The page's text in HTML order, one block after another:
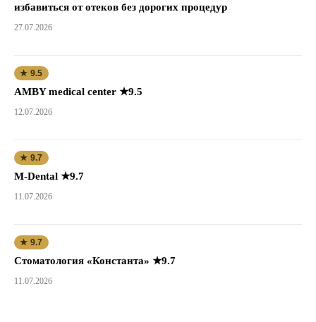
избавиться от отеков без дорогих процедур
27.07.2026
★ 9.5
AMBY medical center ★9.5
12.07.2026
★ 9.7
M-Dental ★9.7
11.07.2026
★ 9.7
Стоматология «Константа» ★9.7
11.07.2026